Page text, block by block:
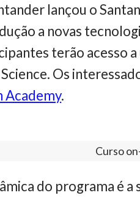
lançou o
a novas
terão acesso
Os
Academy.
Curso
do programa é